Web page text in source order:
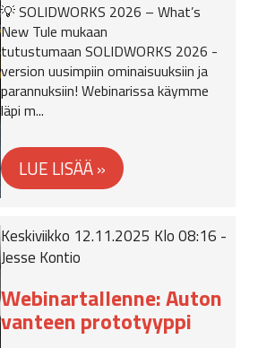
💡 SOLIDWORKS 2026 – What’s
New Tule mukaan
tutustumaan SOLIDWORKS 2026 -
version uusimpiin ominaisuuksiin ja
parannuksiin! Webinarissa käymme
läpi m...
Keskiviikko 12.11.2025 Klo 08:16 -
Jesse Kontio
Webinartallenne: Auton
vanteen prototyyppi